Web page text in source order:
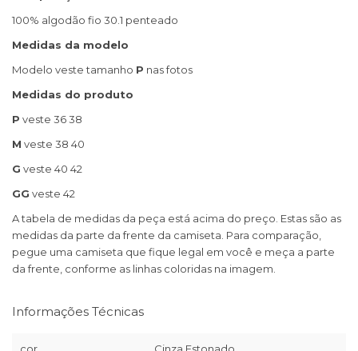
100% algodão fio 30.1 penteado
Medidas da modelo
Modelo veste tamanho P nas fotos
Medidas do produto
P veste 36 38
M veste 38 40
G veste 40 42
GG veste 42
A tabela de medidas da peça está acima do preço. Estas são as
medidas da parte da frente da camiseta. Para comparação,
pegue uma camiseta que fique legal em você e meça a parte
da frente, conforme as linhas coloridas na imagem.
Informações Técnicas